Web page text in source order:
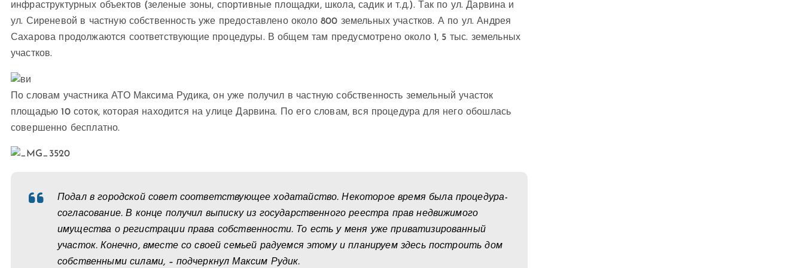
инфраструктурных объектов (зеленые зоны, спортивные площадки, школа, садик и т.д.). Так по ул. Дарвина и
ул. Сиреневой в частную собственность уже предоставлено около 800 земельных участков. А по ул. Андрея
Сахарова продолжаются соответствующие процедуры. В общем там предусмотрено около 1, 5 тыс. земельных
участков.
По словам участника АТО Максима Рудика, он уже получил в частную собственность земельный участок
площадью 10 соток, которая находится на улице Дарвина. По его словам, вся процедура для него обошлась
совершенно бесплатно.
Подал в городской совет соответствующее ходатайство. Некоторое время была процедура-
согласование. В конце получил выписку из государственного реестра прав недвижимого
имущества о регистрации права собственности. То есть у меня уже приватизированный
участок. Конечно, вместе со своей семьей радуемся этому и планируем здесь построить дом
собственными силами, – подчеркнул Максим Рудик.